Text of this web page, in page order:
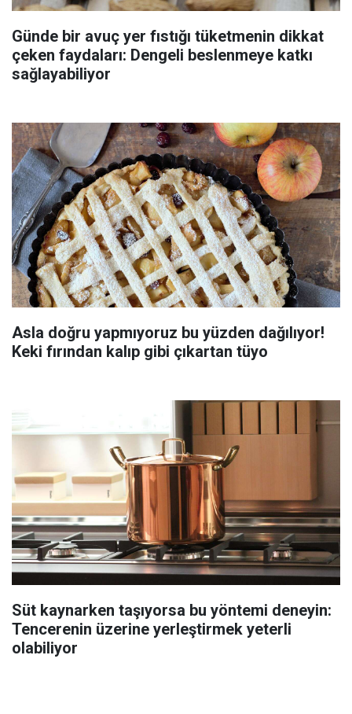
Günde bir avuç yer fıstığı tüketmenin dikkat
çeken faydaları: Dengeli beslenmeye katkı
sağlayabiliyor
Asla doğru yapmıyoruz bu yüzden dağılıyor!
Keki fırından kalıp gibi çıkartan tüyo
Süt kaynarken taşıyorsa bu yöntemi deneyin:
Tencerenin üzerine yerleştirmek yeterli
olabiliyor